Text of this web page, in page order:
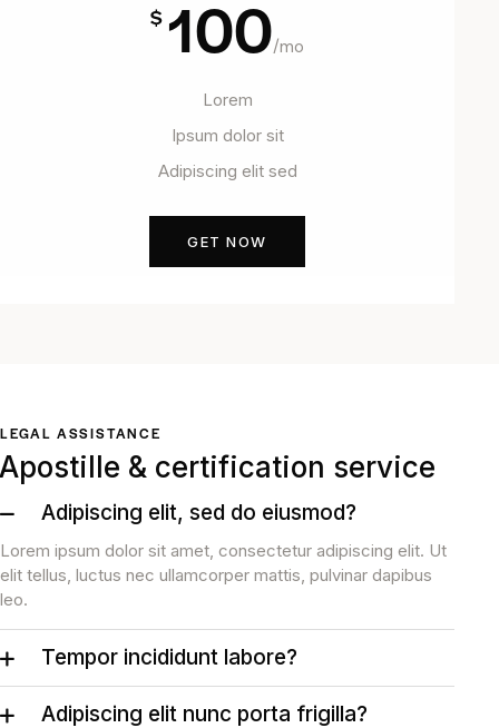
$ 100/mo
Lorem
Ipsum dolor sit
Adipiscing elit sed
GET NOW
LEGAL ASSISTANCE
Apostille & certification service
Adipiscing elit, sed do eiusmod?
Lorem ipsum dolor sit amet, consectetur adipiscing elit. Ut
elit tellus, luctus nec ullamcorper mattis, pulvinar dapibus
leo.
Tempor incididunt labore?
Adipiscing elit nunc porta frigilla?